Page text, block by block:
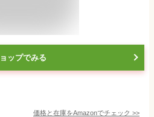
ップでみる
価格と在庫をAmazonでチェック >>